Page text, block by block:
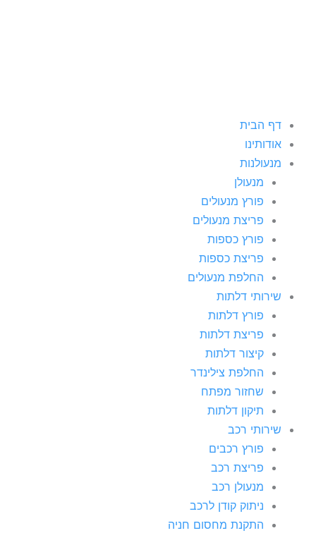
דף הבית
אודותינו
מנעולנות
מנעולן
פורץ מנעולים
פריצת מנעולים
פורץ כספות
פריצת כספות
החלפת מנעולים
שירותי דלתות
פורץ דלתות
פריצת דלתות
קיצור דלתות
החלפת צילינדר
שחזור מפתח
תיקון דלתות
שירותי רכב
פורץ רכבים
פריצת רכב
מנעולן רכב
ניתוק קודן לרכב
התקנת מחסום חניה